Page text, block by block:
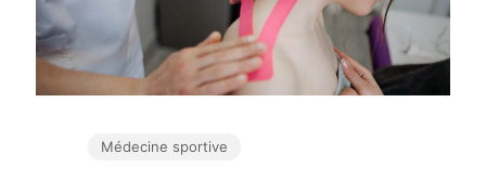
Médecine sportive